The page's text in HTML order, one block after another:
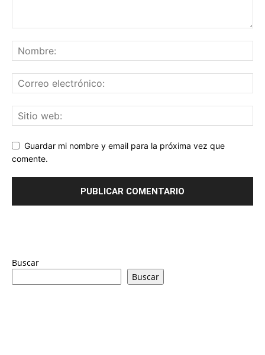
Guardar mi nombre y email para la próxima vez que
comente.
Buscar
Buscar